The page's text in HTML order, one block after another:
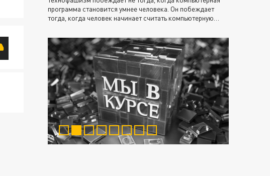
программа становится умнее человека. Он побеждает
тогда, когда человек начинает считать компьютерную